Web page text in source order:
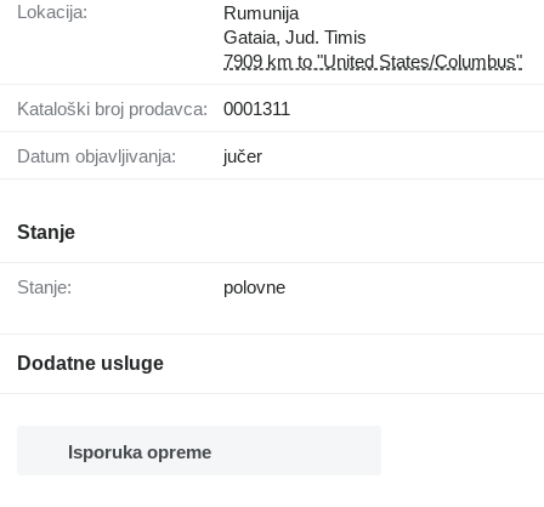
Lokacija:
Rumunija
Gataia, Jud. Timis
7909 km to "United States/Columbus"
Kataloški broj prodavca: 0001311
Datum objavljivanja: jučer
Stanje
Stanje: polovne
Dodatne usluge
Isporuka opreme